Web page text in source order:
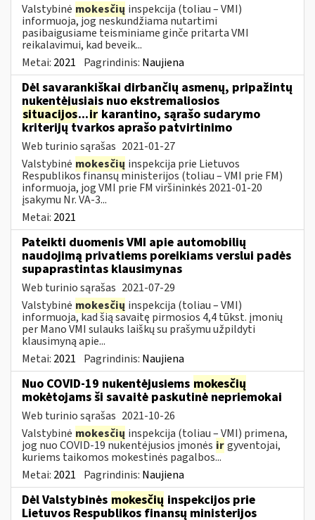
Valstybinė mokesčių inspekcija (toliau – VMI)
informuoja, jog neskundžiama nutartimi
pasibaigusiame teisminiame ginče pritarta VMI
reikalavimui, kad beveik...
Metai: 2021 Pagrindinis: Naujiena
Dėl savarankiškai dirbančių asmenų, pripažintų
nukentėjusiais nuo ekstremaliosios
situacijos...ir karantino, sąrašo sudarymo
kriterijų tvarkos aprašo patvirtinimo
Web turinio sąrašas 2021-01-27
Valstybinė mokesčių inspekcija prie Lietuvos
Respublikos finansų ministerijos (toliau – VMI prie FM)
informuoja, jog VMI prie FM viršininkės 2021-01-20
įsakymu Nr. VA-3...
Metai: 2021
Pateikti duomenis VMI apie automobilių
naudojimą privatiems poreikiams verslui padės
supaprastintas klausimynas
Web turinio sąrašas 2021-07-29
Valstybinė mokesčių inspekcija (toliau – VMI)
informuoja, kad šią savaitę pirmosios 4,4 tūkst. įmonių
per Mano VMI sulauks laiškų su prašymu užpildyti
klausimyną apie...
Metai: 2021 Pagrindinis: Naujiena
Nuo COVID-19 nukentėjusiems mokesčių
mokėtojams ši savaitė paskutinė nepriemokai
Web turinio sąrašas 2021-10-26
Valstybinė mokesčių inspekcija (toliau – VMI) primena,
jog nuo COVID-19 nukentėjusios įmonės irgyventojai,
kuriems taikomos mokestinės pagalbos...
Metai: 2021 Pagrindinis: Naujiena
Dėl Valstybinės mokesčių inspekcijos prie
Lietuvos Respublikos finansų ministerijos